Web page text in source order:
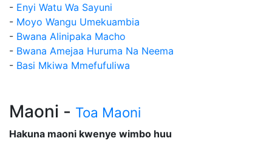
- Enyi Watu Wa Sayuni
- Moyo Wangu Umekuambia
- Bwana Alinipaka Macho
- Bwana Amejaa Huruma Na Neema
- Basi Mkiwa Mmefufuliwa
Maoni - Toa Maoni
Hakuna maoni kwenye wimbo huu